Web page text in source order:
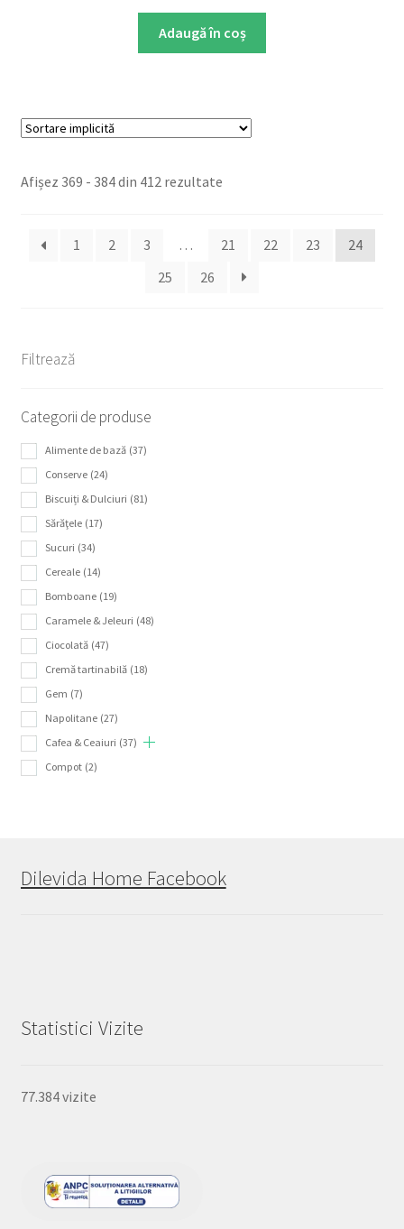
Adaugă în coș
Afișez 369 - 384 din 412 rezultate
1 2 3 … 21 22 23
24
25
26
Filtrează
Categorii de produse
Alimente de bază (37)
Conserve (24)
Biscuiți & Dulciuri (81)
Sărăţele (17)
Sucuri (34)
Cereale (14)
Bomboane (19)
Caramele & Jeleuri (48)
Ciocolată (47)
Cremă tartinabilă (18)
Gem (7)
Napolitane (27)
Cafea & Ceaiuri (37)
Compot (2)
Dilevida Home Facebook
Statistici Vizite
77.384 vizite